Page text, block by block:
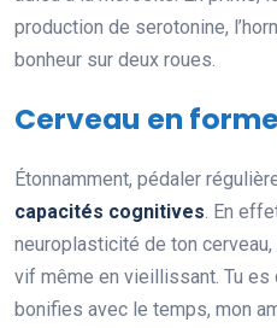
production de serotonine,
bonheur sur deux roues.
Cerveau en
Étonnamment, pédaler
capacités cognitives. En
neuroplasticité de ton
vif même en vieillissant. Tu es
bonifies avec le temps, mon